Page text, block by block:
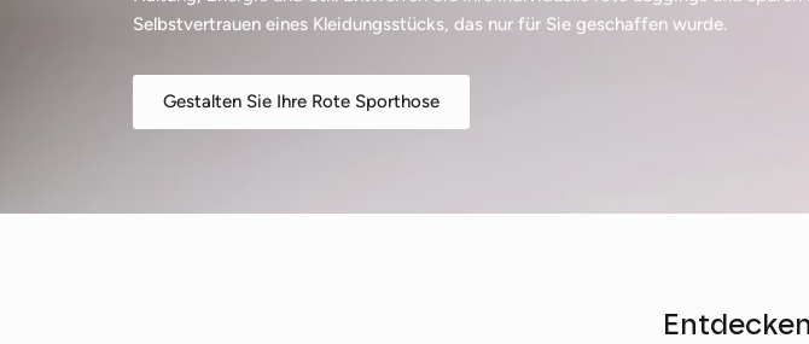
Selbstvertrauen eines Kleidungsstücks, das nur für Sie geschaffen wurde.
Gestalten Sie Ihre Rote Sporthose